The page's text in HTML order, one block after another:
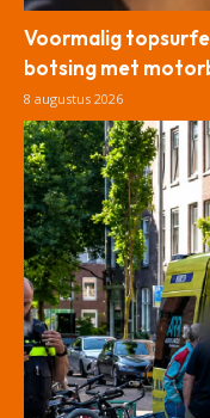
Voormalig
botsing met
8 augustus 2026